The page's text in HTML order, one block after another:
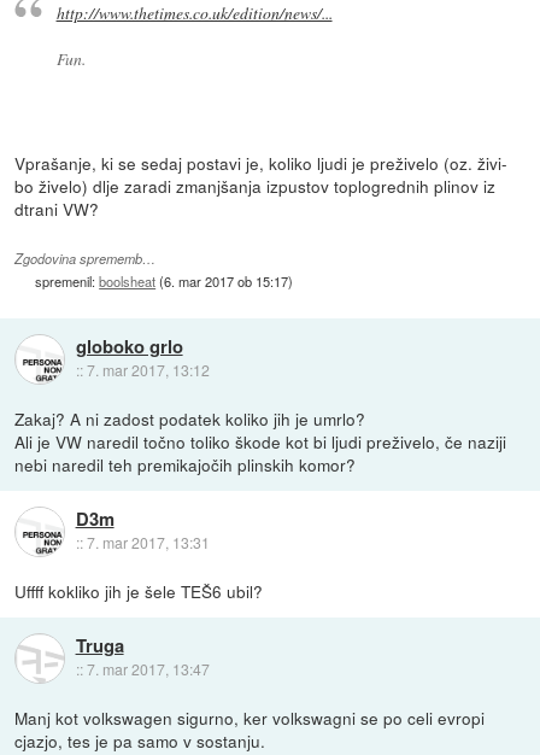
http://www.thetimes.co.uk/edition/news/...
Fun.
Vprašanje, ki se sedaj postavi je, koliko ljudi je preživelo (oz. živi-
bo živelo) dlje zaradi zmanjšanja izpustov toplogrednih plinov iz
dtrani VW?
Zgodovina sprememb…
spremenil:boolsheat(6. mar 2017 ob 15:17)
globoko grlo
::7. mar 2017, 13:12
Zakaj? A ni zadost podatek koliko jih je umrlo?
Ali je VW naredil točno toliko škode kot bi ljudi preživelo, če naziji
nebi naredil teh premikajočih plinskih komor?
D3m
::7. mar 2017, 13:31
Uffff kokliko jih je šele TEŠ6 ubil?
Truga
::7. mar 2017, 13:47
Manj kot volkswagen sigurno, ker volkswagni se po celi evropi
cjazjo, tes je pa samo v sostanju.